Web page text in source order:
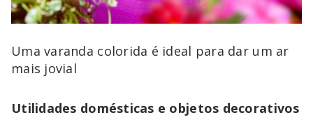
Uma varanda colorida é ideal para dar um ar
mais jovial
Utilidades domésticas e objetos decorativos